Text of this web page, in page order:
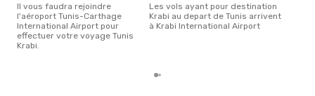
Il vous faudra rejoindre
l'aéroport Tunis-Carthage
International Airport pour
effectuer votre voyage Tunis
Krabi.
Les vols ayant pour destination
Krabi au depart de Tunis arrivent
à Krabi International Airport